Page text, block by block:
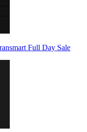
Full Day Sale